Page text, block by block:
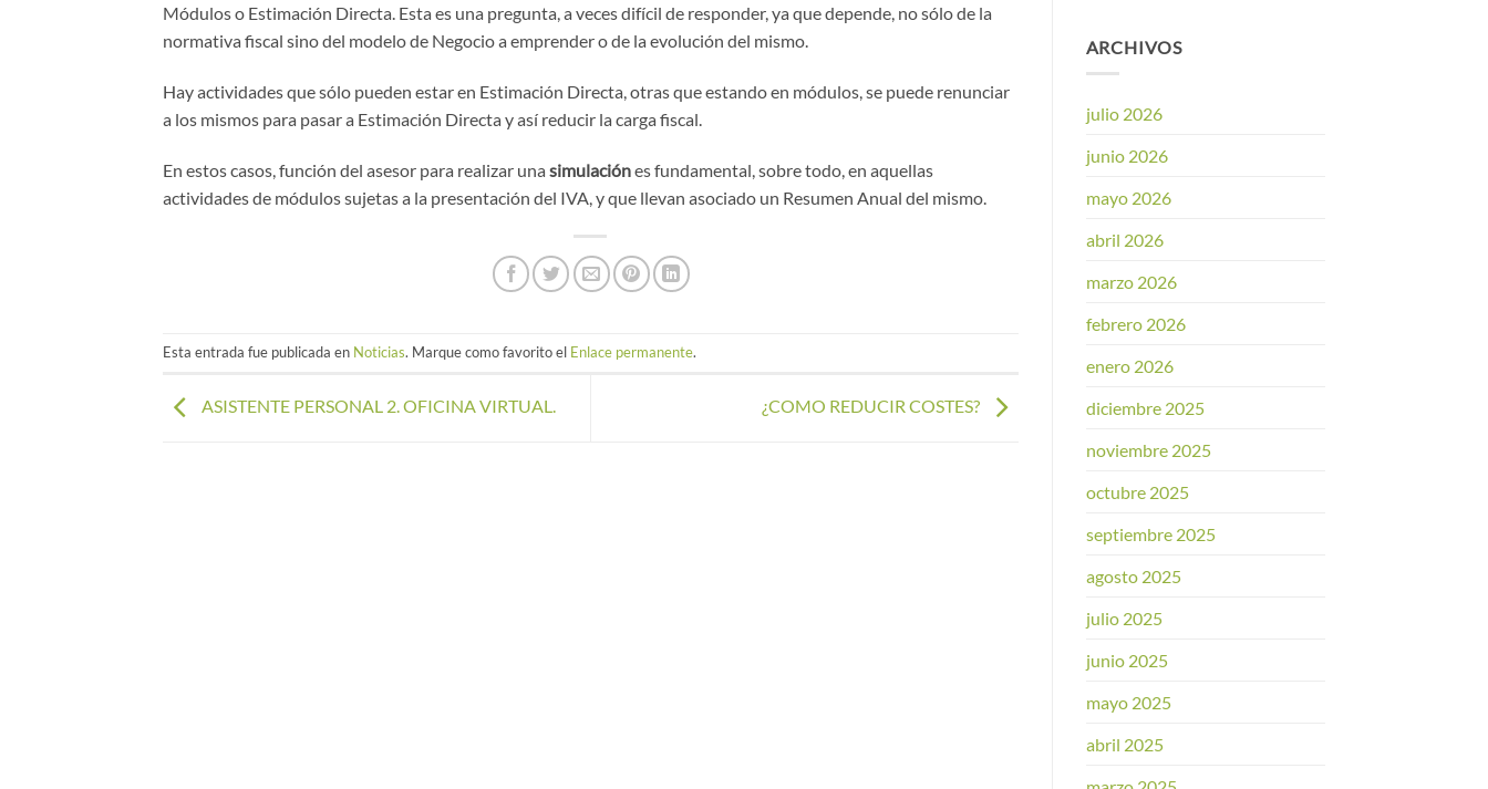
Módulos o Estimación Directa. Esta es una pregunta, a veces difícil de responder, ya que depende, no sólo de la
normativa fiscal sino del modelo de Negocio a emprender o de la evolución del mismo.
Hay actividades que sólo pueden estar en Estimación Directa, otras que estando en módulos, se puede renunciar
a los mismos para pasar a Estimación Directa y así reducir la carga fiscal.
En estos casos, función del asesor para realizar una simulaciónes fundamental, sobre todo, en aquellas
actividades de módulos sujetas a la presentación del IVA, y que llevan asociado un Resumen Anual del mismo.
Esta entrada fue publicada en Noticias. Marque como favorito el Enlace permanente.
ASISTENTE PERSONAL 2. OFICINA VIRTUAL. ¿COMO REDUCIR COSTES?
ARCHIVOS
julio 2026
junio 2026
mayo 2026
abril 2026
marzo 2026
febrero 2026
enero 2026
diciembre 2025
noviembre 2025
octubre 2025
septiembre 2025
agosto 2025
julio 2025
junio 2025
mayo 2025
abril 2025